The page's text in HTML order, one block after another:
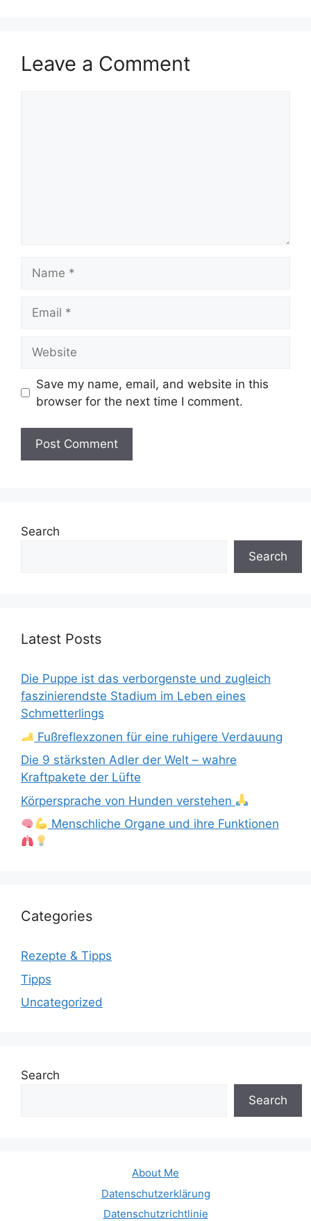
Leave a Comment
Save my name, email, and website in this
browser for the next time I comment.
Search
Search
Latest Posts
Die Puppe ist das verborgenste und zugleich
faszinierendste Stadium im Leben eines
Schmetterlings
Fußreflexzonen für eine ruhigere Verdauung
Die 9 stärksten Adler der Welt – wahre
Kraftpakete der Lüfte
Körpersprache von Hunden verstehen
Menschliche Organe und ihre Funktionen
Categories
Rezepte & Tipps
Tipps
Uncategorized
Search
Search
About Me
Datenschutzerklärung
Datenschutzrichtlinie